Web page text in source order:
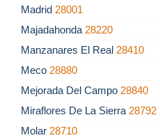
Madrid 28001
Majadahonda 28220
Manzanares El Real 28410
Meco 28880
Mejorada Del Campo 28840
Miraflores De La Sierra 28792
Molar 28710